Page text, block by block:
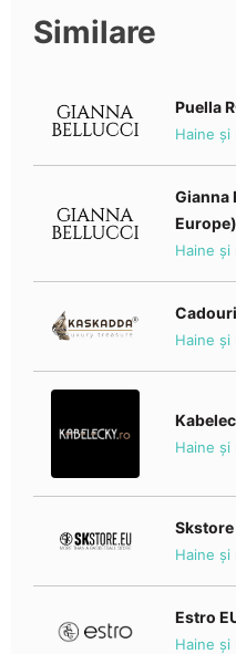
Similare
Puella
Haine și
Gianna
Europe)
Haine și
Haine și
Haine și
Skstore
Haine și
Estro
Haine și